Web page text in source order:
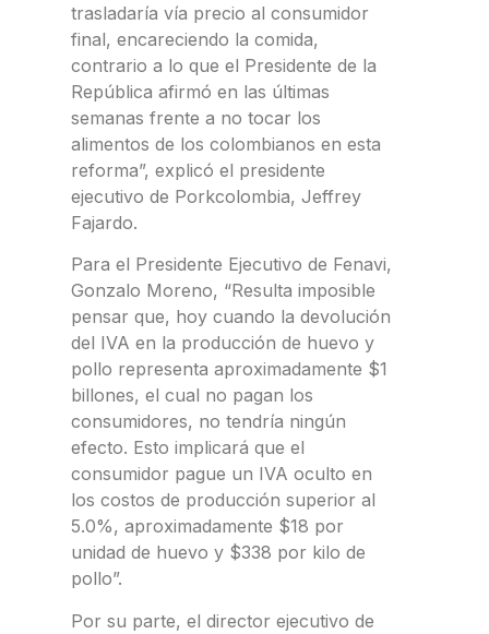
trasladaría vía precio al consumidor
final, encareciendo la comida,
contrario a lo que el Presidente de la
República afirmó en las últimas
semanas frente a no tocar los
alimentos de los colombianos en esta
reforma”, explicó el presidente
ejecutivo de Porkcolombia, Jeffrey
Fajardo.
Para el Presidente Ejecutivo de Fenavi,
Gonzalo Moreno, “Resulta imposible
pensar que, hoy cuando la devolución
del IVA en la producción de huevo y
pollo representa aproximadamente $1
billones, el cual no pagan los
consumidores, no tendría ningún
efecto. Esto implicará que el
consumidor pague un IVA oculto en
los costos de producción superior al
5.0%, aproximadamente $18 por
unidad de huevo y $338 por kilo de
pollo”.
Por su parte, el director ejecutivo de